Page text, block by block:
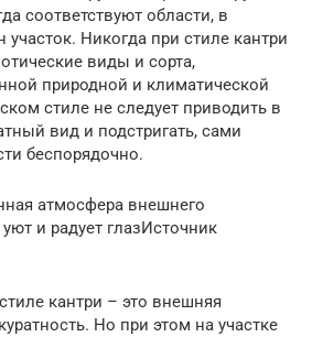
соответствуют области, в
Никогда при стиле кантри
виды и сорта,
природной и климатической
стиле не следует приводить в
вид и подстригать, сами
беспорядочно.
атмосфера внешнего
и радует глазИсточник
кантри – это внешняя
Но при этом на участке